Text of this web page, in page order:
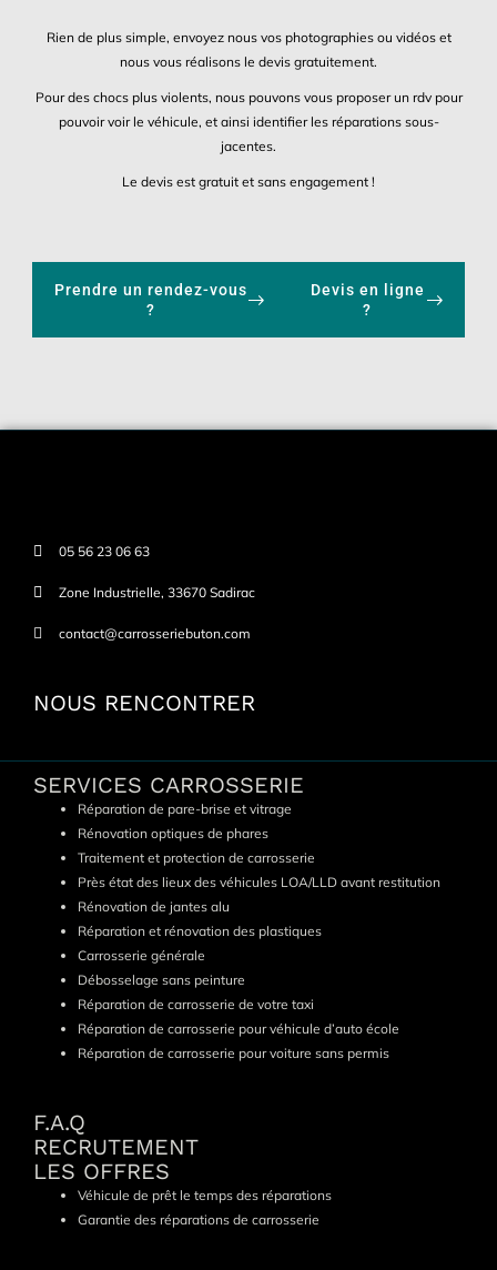
Rien de plus simple, envoyez nous vos photographies ou vidéos et
nous vous réalisons le devis gratuitement.
Pour des chocs plus violents, nous pouvons vous proposer un rdv pour
pouvoir voir le véhicule, et ainsi identifier les réparations sous-
jacentes.
Le devis est gratuit et sans engagement !
Prendre un rendez-vous
?
Devis en ligne
?
05 56 23 06 63
Zone Industrielle, 33670 Sadirac
contact@carrosseriebuton.com
NOUS RENCONTRER
SERVICES CARROSSERIE
Réparation de pare-brise et vitrage
Rénovation optiques de phares
Traitement et protection de carrosserie
Près état des lieux des véhicules LOA/LLD avant restitution
Rénovation de jantes alu
Réparation et rénovation des plastiques
Carrosserie générale
Débosselage sans peinture
Réparation de carrosserie de votre taxi
Réparation de carrosserie pour véhicule d’auto école
Réparation de carrosserie pour voiture sans permis
F.A.Q
RECRUTEMENT
LES OFFRES
Véhicule de prêt le temps des réparations
Garantie des réparations de carrosserie